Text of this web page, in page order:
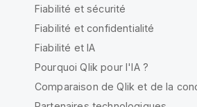
Fiabilité et sécurité
Fiabilité et confidentialité
Fiabilité et IA
Pourquoi Qlik pour l'IA ?
Comparaison de Qlik et de la